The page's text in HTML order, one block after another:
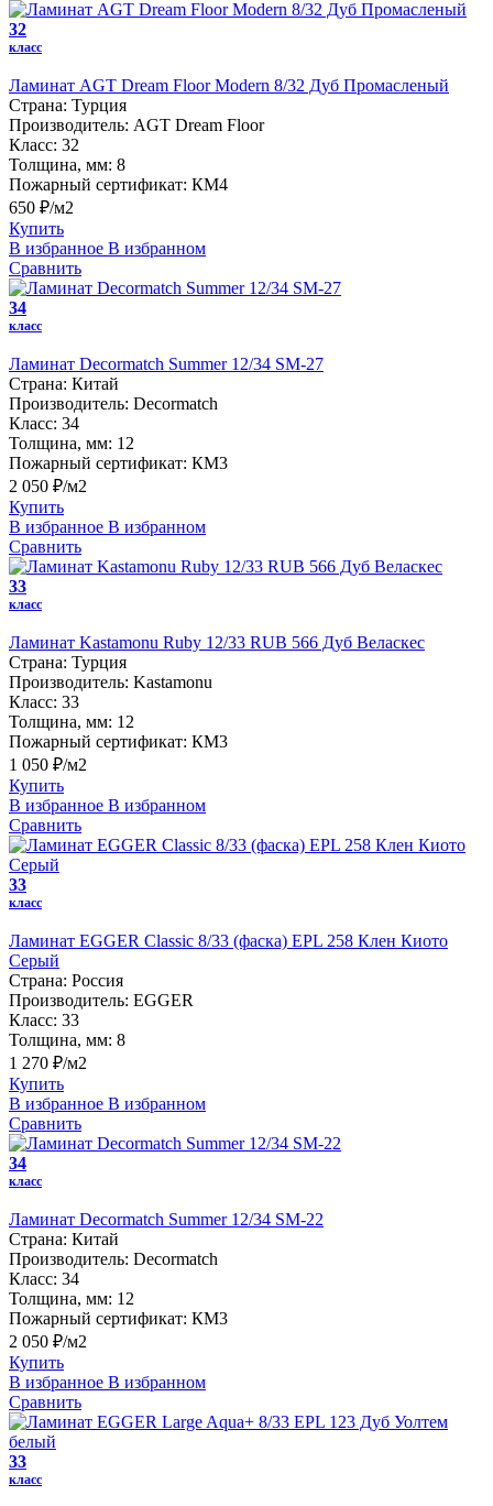
32
класс
Ламинат AGT Dream Floor Modern 8/32 Дуб Промасленый
Страна: Турция
Производитель: AGT Dream Floor
Класс: 32
Толщина, мм: 8
Пожарный сертификат: КМ4
650 ₽/м2
Купить
В избранное В избранном
Сравнить
34
класс
Ламинат Decormatch Summer 12/34 SM-27
Страна: Китай
Производитель: Decormatch
Класс: 34
Толщина, мм: 12
Пожарный сертификат: КМ3
2 050 ₽/м2
Купить
В избранное В избранном
Сравнить
33
класс
Ламинат Kastamonu Ruby 12/33 RUB 566 Дуб Веласкес
Страна: Турция
Производитель: Kastamonu
Класс: 33
Толщина, мм: 12
Пожарный сертификат: КМ3
1 050 ₽/м2
Купить
В избранное В избранном
Сравнить
33
класс
Ламинат EGGER Classic 8/33 (фаска) EPL 258 Клен Киото
Серый
Страна: Россия
Производитель: EGGER
Класс: 33
Толщина, мм: 8
1 270 ₽/м2
Купить
В избранное В избранном
Сравнить
34
класс
Ламинат Decormatch Summer 12/34 SM-22
Страна: Китай
Производитель: Decormatch
Класс: 34
Толщина, мм: 12
Пожарный сертификат: КМ3
2 050 ₽/м2
Купить
В избранное В избранном
Сравнить
33
класс